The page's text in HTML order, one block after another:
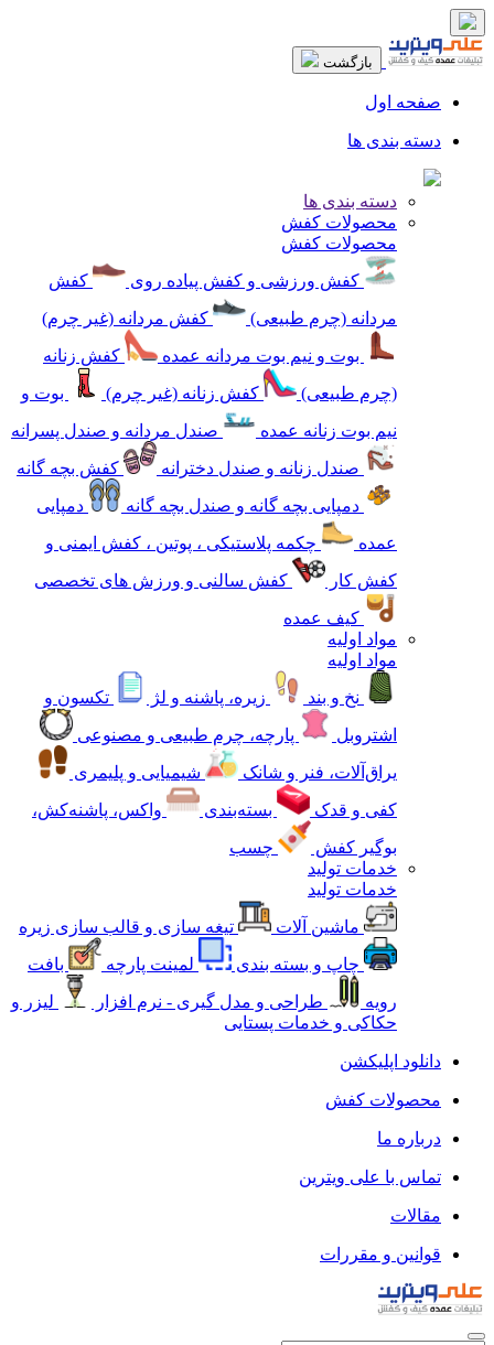
بازگشت
صفحه اول
دسته بندی ها
دسته بندی ها
محصولات کفش
محصولات کفش
کفش ورزشی و کفش پیاده روی
کفش
مردانه (چرم طبیعی)
کفش مردانه (غیر چرم)
بوت و نیم بوت مردانه عمده
کفش زنانه
(چرم طبیعی)
کفش زنانه (غیر چرم)
بوت و
نیم بوت زنانه عمده
صندل مردانه و صندل پسرانه
صندل زنانه و صندل دخترانه
کفش بچه گانه
دمپایی بچه گانه و صندل بچه گانه
دمپایی
عمده
چکمه پلاستیکی ، پوتین ، کفش ایمنی و
کفش کار
کفش سالنی و ورزش های تخصصی
کیف عمده
مواد اولیه
مواد اولیه
نخ و بند
زیره، پاشنه و لژ
تکسون و
اشتروبل
پارچه، چرم طبیعی و مصنوعی
یراق‌آلات، فنر و شانک
شیمیایی و پلیمری
کفی و قدک
بسته‌بندی
واکس، پاشنه‌کش،
بوگیر کفش
چسب
خدمات تولید
خدمات تولید
ماشین آلات
تیغه سازی و قالب سازی زیره
چاپ و بسته بندی
لمینت پارچه
بافت
رویه
طراحی و مدل گیری - نرم افزار
لیزر و
حکاکی و خدمات پستایی
دانلود اپلیکشن
محصولات کفش
درباره ما
تماس با علی ویترین
مقالات
قوانین و مقررات